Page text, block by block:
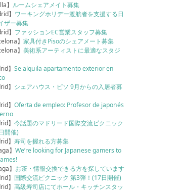
】 ルームシェアメイト募集
】 ワーキングホリデー渡航者を支援する日
ザー募集
】 ファッションEC営業スタッフ募集
】家具付きPisoのシェアメート募集
】美術系アーティストに最適なスタジ
】Se alquila apartamento exterior en
】 シェアハウス・ピソ 9月からの入居者募
】Oferta de empleo: Profesor de japonés
】今話題のマドリード国際交流ピクニック
開催)
】寿司を握れる方募集
】We’re looking for Japanese gamers to
】 お茶・情報交換できる方を探しています
】 国際交流ピクニック 第3弾！(17日開催)
】高級寿司店にてホール・キッチンスタッ